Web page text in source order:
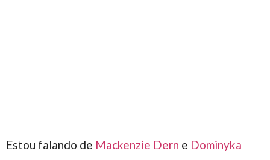
Estou falando de Mackenzie Dern e Dominyka